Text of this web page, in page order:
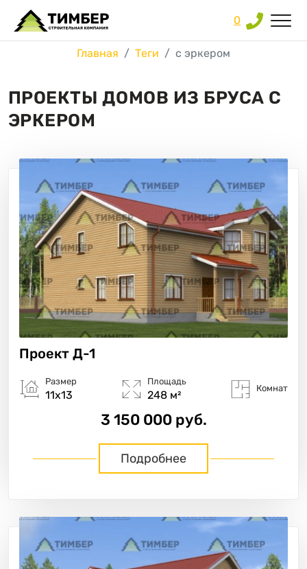
0
Главная Теги с эркером
ПРОЕКТЫ ДОМОВ ИЗ БРУСА С
ЭРКЕРОМ
Проект Д-1
Размер
11х13
Площадь
248 м²
Комнат
3 150 000 руб.
Подробнее